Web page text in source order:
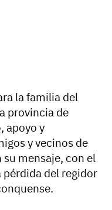
la familia del
provincia de
apoyo y
y vecinos de
mensaje, con el
del regidor